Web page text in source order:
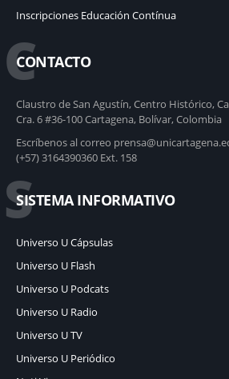
Inscripciones Educación Contínua
C
CONTACTO
Claustro de San Agustín, Centro Histórico,
Cra. 6 #36-100 Cartagena, Bolívar, Colombia
Escríbenos al correo
(+57) 3164390360 Ext. 158
S
SISTEMA INFORMATIVO
Universo U Cápsulas
Universo U Flash
Universo U Podcats
Universo U Radio
Universo U TV
Universo U Periódico